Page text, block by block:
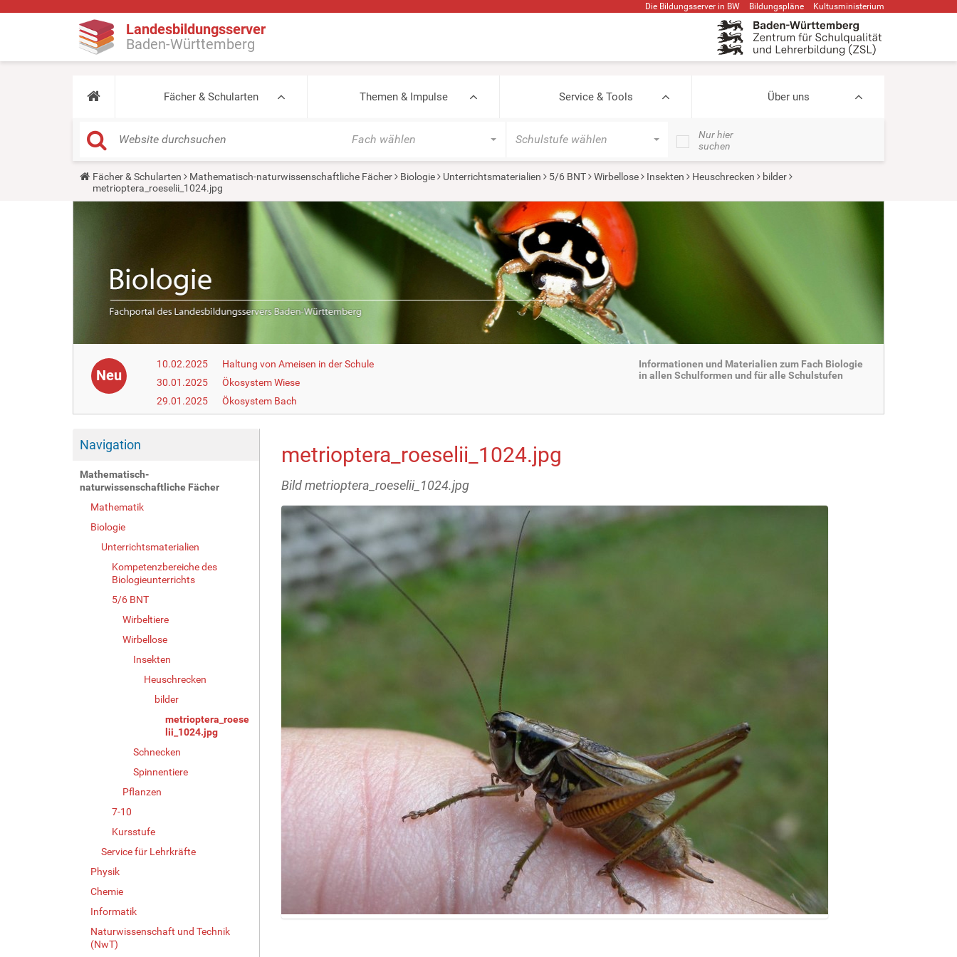
Die Bildungsserver in BW Bildungspläne Kultusministerium
Landesbildungsserver
Baden-Württemberg
Fächer & Schularten Themen & Impulse Service & Tools Über uns
Fach wählen Schulstufe wählen
Nur hier
suchen
Y
u
Fächer & Schularten Mathematisch-naturwissenschaftliche Fächer Biologie Unterrichtsmaterialien 5/6 BNT Wirbellose Insekten Heuschrecken
bilder
metrioptera_roeselii_1024.jpg
Neu
10.02.2025
Haltung von Ameisen in der Schule
30.01.2025
Ökosystem Wiese
29.01.2025
Ökosystem Bach
Informationen und Materialien zum Fach Biologie
in allen Schulformen und für alle Schulstufen
Navigation
Mathematisch-
naturwissenschaftliche Fächer
Mathematik
Biologie
Unterrichtsmaterialien
Kompetenzbereiche des
Biologieunterrichts
5/6 BNT
Wirbeltiere
Wirbellose
Insekten
Heuschrecken
bilder
metrioptera_roese
lii_1024.jpg
Schnecken
Spinnentiere
Pflanzen
7-10
Kursstufe
Service für Lehrkräfte
Physik
Chemie
Informatik
Naturwissenschaft und Technik
(NwT)
metrioptera_roeselii_1024.jpg
Bild metrioptera_roeselii_1024.jpg